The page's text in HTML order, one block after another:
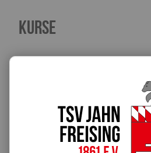
Kurse
Ist eine Mitgliedschaft im
Wo kann ich mich zum Kurs
Wie hoch sind die Kosten?